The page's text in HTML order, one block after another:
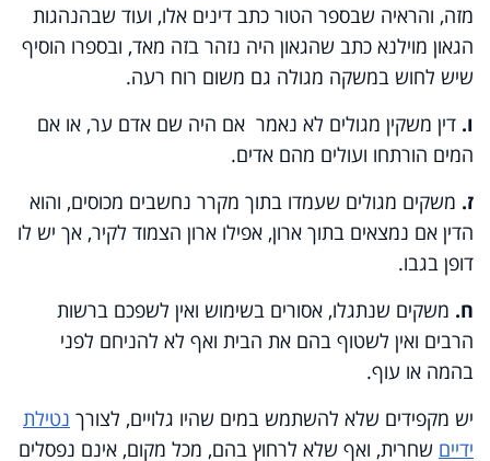
מזה, והראיה שבספר הטור כתב דינים אלו, ועוד שבהנהגות
הגאון מוילנא כתב שהגאון היה נזהר בזה מאד, ובספרו הוסיף
שיש לחוש במשקה מגולה גם משום רוח רעה.
ו. דין משקין מגולים לא נאמר אם היה שם אדם ער, או אם
המים הורתחו ועולים מהם אדים.
ז. משקים מגולים שעמדו בתוך מקרר נחשבים מכוסים, והוא
הדין אם נמצאים בתוך ארון, אפילו ארון הצמוד לקיר, אך יש לו
דופן בגבו.
ח. משקים שנתגלו, אסורים בשימוש ואין לשפכם ברשות
הרבים ואין לשטוף בהם את הבית ואף לא להניחם לפני
בהמה או עוף.
יש מקפידים שלא להשתמש במים שהיו גלויים, לצורך נטילת
ידיים שחרית, ואף שלא לרחוץ בהם, מכל מקום, אינם נפסלים